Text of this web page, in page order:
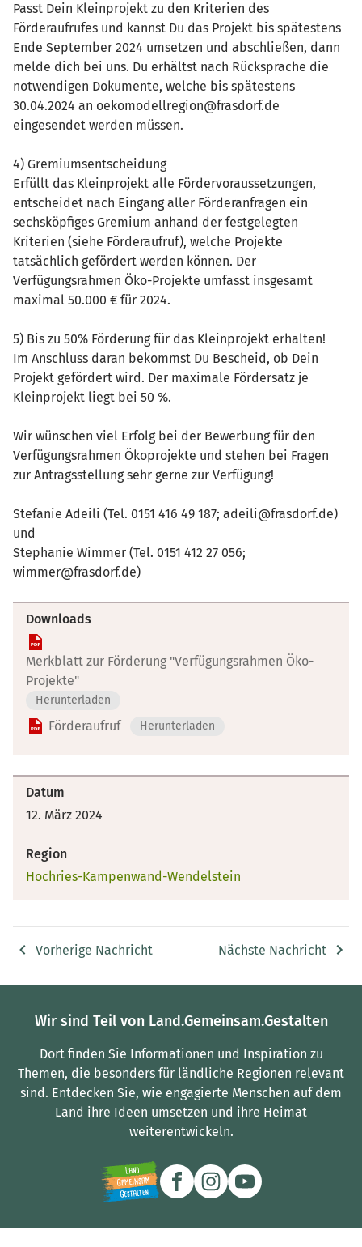
Passt Dein Kleinprojekt zu den Kriterien des
Förderaufrufes und kannst Du das Projekt bis spätestens
Ende September 2024 umsetzen und abschließen, dann
melde dich bei uns. Du erhältst nach Rücksprache die
notwendigen Dokumente, welche bis spätestens
30.04.2024 an oekomodellregion@frasdorf.de
eingesendet werden müssen.
4) Gremiumsentscheidung
Erfüllt das Kleinprojekt alle Fördervoraussetzungen,
entscheidet nach Eingang aller Förderanfragen ein
sechsköpfiges Gremium anhand der festgelegten
Kriterien (siehe Förderaufruf), welche Projekte
tatsächlich gefördert werden können. Der
Verfügungsrahmen Öko-Projekte umfasst insgesamt
maximal 50.000 € für 2024.
5) Bis zu 50% Förderung für das Kleinprojekt erhalten!
Im Anschluss daran bekommst Du Bescheid, ob Dein
Projekt gefördert wird. Der maximale Fördersatz je
Kleinprojekt liegt bei 50 %.
Wir wünschen viel Erfolg bei der Bewerbung für den
Verfügungsrahmen Ökoprojekte und stehen bei Fragen
zur Antragsstellung sehr gerne zur Verfügung!
Stefanie Adeili (Tel. 0151 416 49 187; adeili@frasdorf.de)
und
Stephanie Wimmer (Tel. 0151 412 27 056;
wimmer@frasdorf.de)
Downloads
Merkblatt zur Förderung "Verfügungsrahmen Öko-
Projekte"
Herunterladen
Förderaufruf Herunterladen
Datum
12. März 2024
Region
Hochries-Kampenwand-Wendelstein
Vorherige Nachricht Nächste Nachricht
Wir sind Teil von Land.Gemeinsam.Gestalten
Dort finden Sie Informationen und Inspiration zu
Themen, die besonders für ländliche Regionen relevant
sind. Entdecken Sie, wie engagierte Menschen auf dem
Land ihre Ideen umsetzen und ihre Heimat
weiterentwickeln.